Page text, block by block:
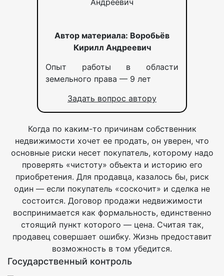
Автор материала: Воробьёв
Кирилл Андреевич
Опыт работы в области
земельного права — 9 лет
Задать вопрос автору
Когда по каким-то причинам собственник
недвижимости хочет ее продать, он уверен, что
основные риски несет покупатель, которому надо
проверять «чистоту» объекта и историю его
приобретения. Для продавца, казалось бы, риск
один — если покупатель «соскочит» и сделка не
состоится. Договор продажи недвижимости
воспринимается как формальность, единственно
стоящий пункт которого — цена. Считая так,
продавец совершает ошибку. Жизнь предоставит
возможность в том убедится.
Государственный контроль